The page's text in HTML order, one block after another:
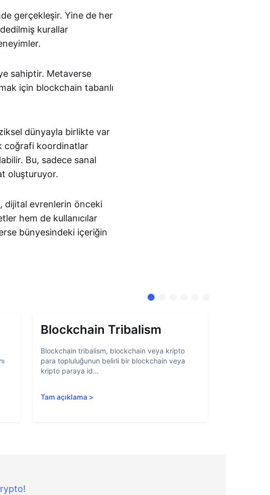
gerçekleşir. Yine de her
kurallar
sahiptir. Metaverse
için blockchain tabanlı
dünyayla birlikte var
coğrafi koordinatlar
Bu, sadece sanal
oluşturuyor.
dijital evrenlerin önceki
hem de kullanıcılar
bünyesindeki içeriğin
Blockchain Tribalism
Blockchain tribalism, blockchain veya kripto
para topluluğunun belirli bir blockchain veya
kripto paraya id...
Tam açıklama>